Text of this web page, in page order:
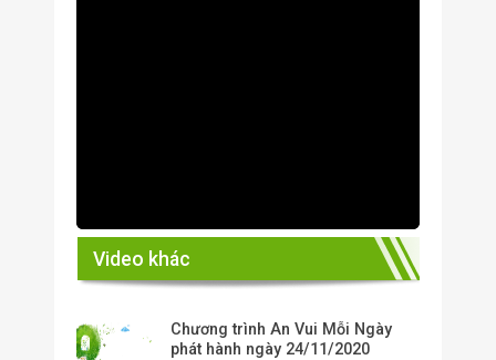
Video khác
Chương trình An Vui Mỗi Ngày
phát hành ngày 24/11/2020